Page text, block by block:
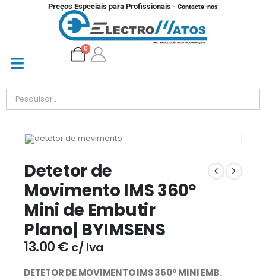
Preços Especiais para Profissionais - Contacte-nos
0
Detetor de
Movimento IMS 360º
Mini de Embutir
Plano| BYIMSENS
13.00€ c/ Iva
DETETOR DE MOVIMENTO IMS 360º MINI EMB.